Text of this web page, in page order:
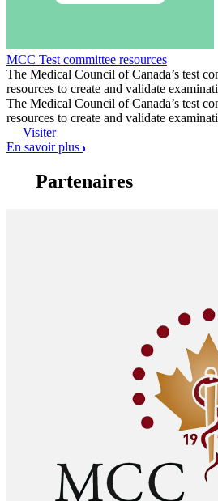
MCC Test committee resources
The Medical Council of Canada’s test
resources to create and validate
The Medical Council of Canada’s test
resources to create and validate
Visiter
En savoir plus
Partenaires